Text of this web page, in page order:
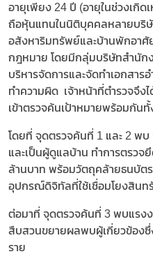
อายุเพียง 24 ปี (อายุในช่วงเกิด
ถือหุ้นแทนในนิติบุคคลหลายบริ
อสังหาริมทรัพย์และบ้านพักอาศั
กฎหมาย โดยมีกลุ่มบริษัทสำนัก
บริหารจัดการและจัดทำเอกสาร
ทำความผิด เจ้าหน้าที่ตำรวจจึง
เข้าตรวจค้นเป้าหมายพร้อมกัน
โดยที่ จุดตรวจค้นที่ 1 และ 2 พ
และเป็นผู้ดูแลบ้าน ทำการตรวจ
ล้านบาท พร้อมวัตถุคล้ายธนบัต
อุปกรณ์ดิจิทัลที่ใช้เชื่อมโยงสินท
ต่อมาที่ จุดตรวจค้นที่ 3 พบแรงง
สืบสวนขยายผลพบผู้เกี่ยวข้องซึ่
ราย